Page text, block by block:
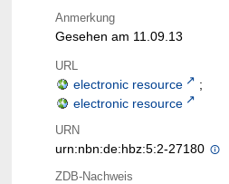
Anmerkung
Gesehen am 11.09.13
URL
electronic resource
;
electronic resource
URN
urn:nbn:de:hbz:5:2-27180
ZDB-Nachweis